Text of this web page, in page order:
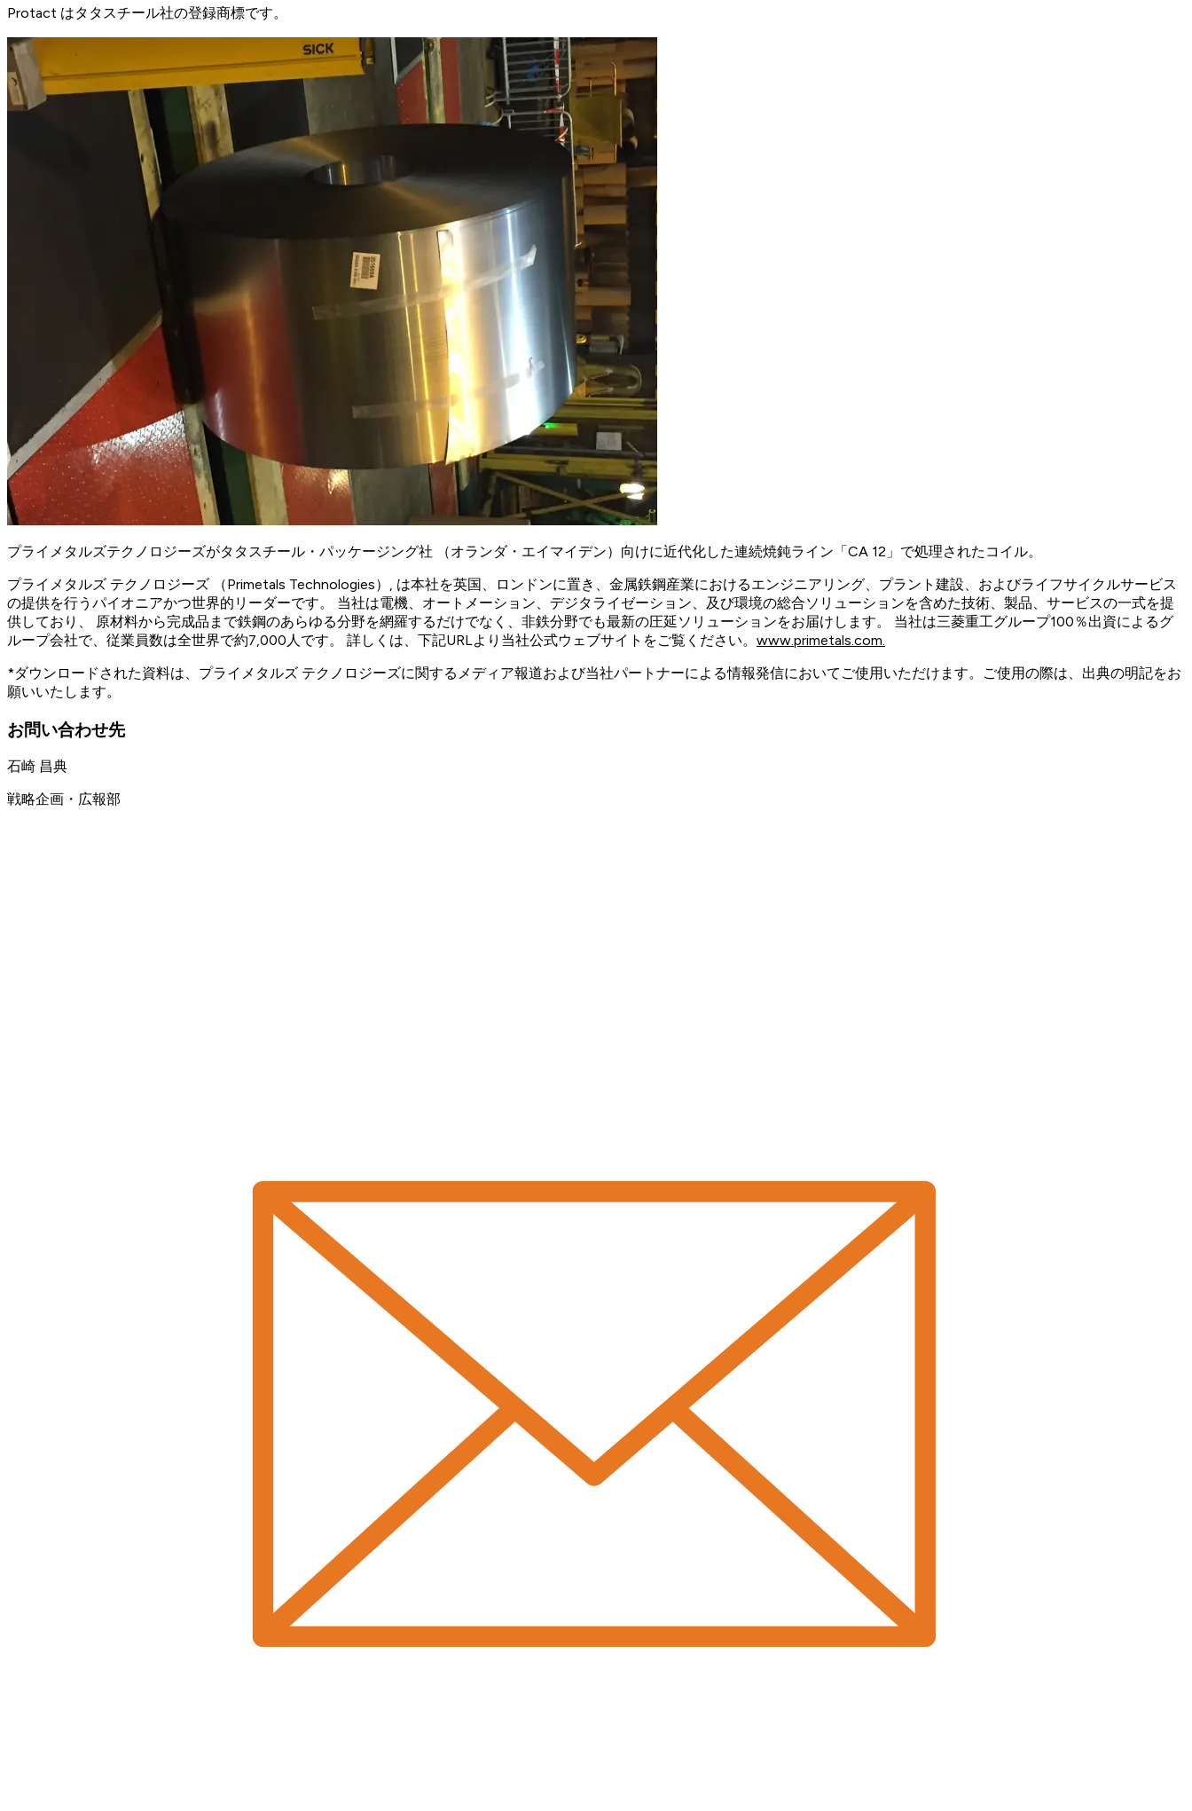
Protact はタタスチール社の登録商標です。
プライメタルズテクノロジーズがタタスチール・パッケージング社 （オランダ・エイマイデン）向けに近代化した連続焼鈍ライン「CA 12」で処理されたコイル。
プライメタルズ テクノロジーズ （Primetals Technologies）, は本社を英国、ロンドンに置き、金属鉄鋼産業におけるエンジニアリング、プラント建設、およびライフサイクルサービス
の提供を行うパイオニアかつ世界的リーダーです。 当社は電機、オートメーション、デジタライゼーション、及び環境の総合ソリューションを含めた技術、製品、サービスの一式を提
供しており、 原材料から完成品まで鉄鋼のあらゆる分野を網羅するだけでなく、非鉄分野でも最新の圧延ソリューションをお届けします。 当社は三菱重工グループ100％出資によるグ
ループ会社で、従業員数は全世界で約7,000人です。 詳しくは、下記URLより当社公式ウェブサイトをご覧ください。 www.primetals.com.
*ダウンロードされた資料は、プライメタルズ テクノロジーズに関するメディア報道および当社パートナーによる情報発信においてご使用いただけます。ご使用の際は、出典の明記をお
願いいたします。
お問い合わせ先
石崎 昌典
戦略企画・広報部